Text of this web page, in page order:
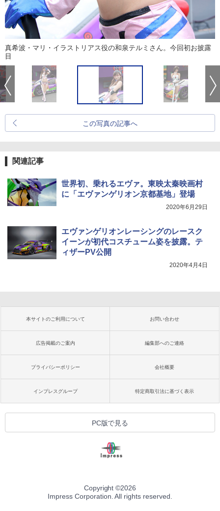
真希波・マリ・イラストリアス役の和泉テルミさん。今回初お披露
目
この写真の記事へ
関連記事
世界初、乗れるエヴァ。東映太秦映画村
に「エヴァンゲリオン京都基地」登場
2020年6月29日
エヴァンゲリオンレーシングのレースク
イーンが初代コスチューム姿を披露。テ
ィザーPV公開
2020年4月4日
本サイトのご利用について お問い合わせ
広告掲載のご案内 編集部へのご連絡
プライバシーポリシー 会社概要
インプレスグループ 特定商取引法に基づく表示
PC版で見る
Copyright ©2026
Impress Corporation. All rights reserved.